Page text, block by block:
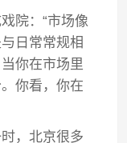
院：“市场像
日常常规相
你在市场里
你看，你在
，北京很多